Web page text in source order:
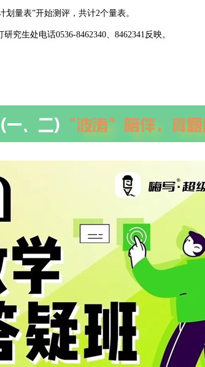
划量表”开始测评，共计2个量表。
究生处电话0536-8462340、8462341反映。